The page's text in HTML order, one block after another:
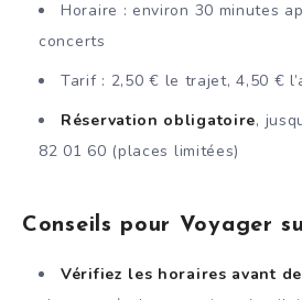
Horaire : environ 30 minutes
concerts
Tarif : 2,50 € le trajet, 4,50 €
Réservation obligatoire,
82 01 60 (places limitées)
Conseils pour Voyager
Vérifiez les horaires avant